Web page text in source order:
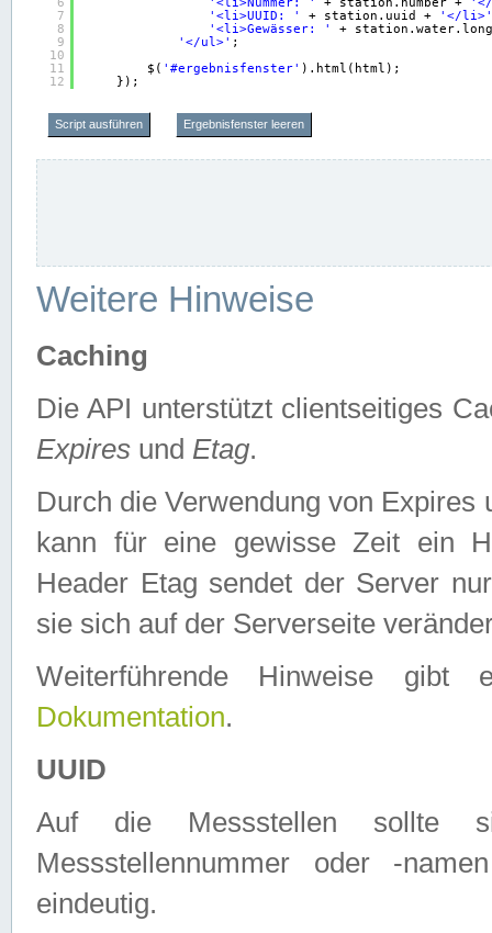
7
8
9
10
11
12
'<li>UUID: '
+ station.uuid +
'</li>'
'<li>Gewässer: '
+
'</ul>' ;
$( '#ergebnisfenster' ).html(html);
});
Script ausführen Ergebnisfenster leeren
Weitere Hinweise
Caching
Die API unterstützt clientseitiges
Expires und Etag.
Durch die Verwendung von
kann für eine gewisse Zeit ein
Header Etag sendet der Server
sie sich auf der Serverseite
Weiterführende Hinweise
Dokumentation.
UUID
Auf die Messstellen sollte
Messstellennummer oder -
eindeutig.